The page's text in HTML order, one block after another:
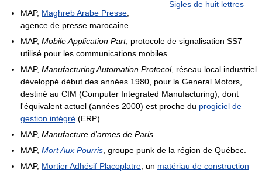
Sigles de huit lettres
MAP, Maghreb Arabe Presse
agence de presse marocaine.
MAP, Mobile Application Part, protocole de signalisation SS7
utilisé pour les communications mobiles.
MAP, Manufacturing Automation Protocol, réseau local industriel
développé début des années 1980, pour la General Motors,
destiné au CIM (Computer Integrated Manufacturing), dont
l'équivalent actuel (années 2000) est proche du progiciel de
gestion intégré (ERP).
MAP, Manufacture d'armes de Paris
MAP, Mort Aux Pourris , groupe punk de la région de Québec.
MAP, Mortier Adhésif Placoplatre , un matériau de construction